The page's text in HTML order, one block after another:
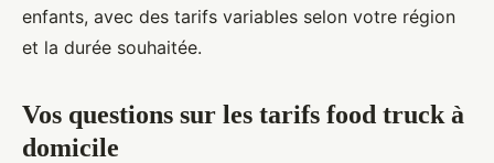
enfants, avec des tarifs variables selon votre région
et la durée souhaitée.
Vos questions sur les tarifs food truck à
domicile